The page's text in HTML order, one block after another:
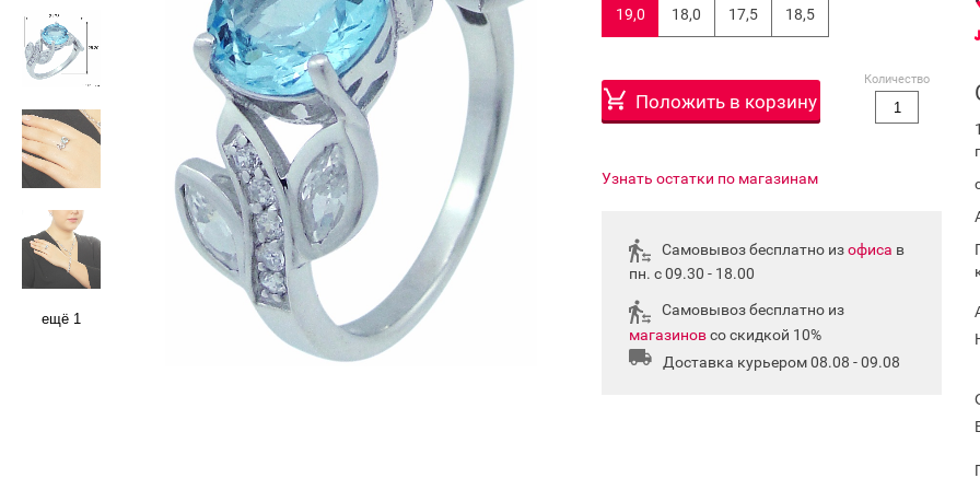
ещё 1
19,0 18,0 17,5 18,5
Положить в корзину
Количество
Узнать остатки по магазинам
Самовывоз бесплатно изофиса в
пн. с 09.30 - 18.00
Самовывоз бесплатно из
магазиновсо скидкой 10%
Доставка курьером 08.08 - 09.08